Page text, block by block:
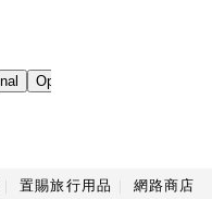
置賜旅行用品 網路商店